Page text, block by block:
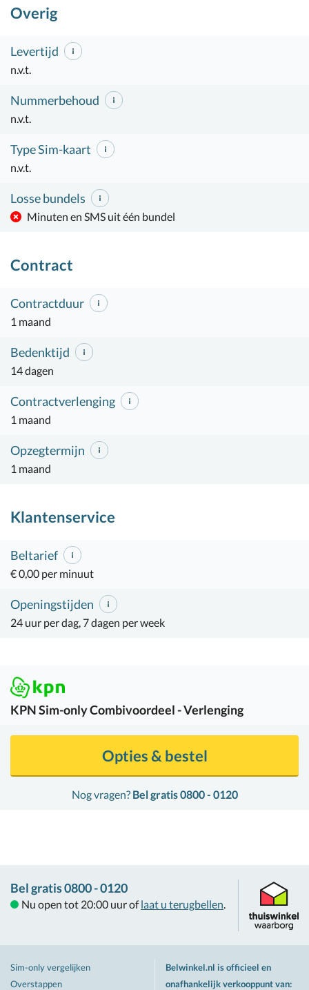
Overig
Levertijd
n.v.t.
Nummerbehoud
n.v.t.
Type Sim-kaart
n.v.t.
Losse bundels
Minuten en SMS uit één bundel
Contract
Contractduur
1 maand
Bedenktijd
14 dagen
Contractverlenging
1 maand
Opzegtermijn
1 maand
Klantenservice
Beltarief
€ 0,00 per minuut
Openingstijden
24 uur per dag, 7 dagen per week
KPNSim-only Combivoordeel - Verlenging
Nog vragen? Bel gratis 0800 - 0120
Opties & bestel
Bel gratis 0800 - 0120
Nu open tot 20:00 uur of laat u terugbellen.
Sim-only vergelijken
Overstappen
Belwinkel.nl is officieel en
onafhankelijk verkooppunt van: